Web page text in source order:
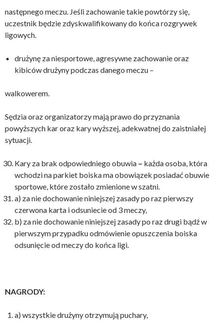
następnego meczu. Jeśli zachowanie takie powtórzy się,
uczestnik będzie zdyskwalifikowany do końca rozgrywek
ligowych.
drużynę za niesportowe, agresywne zachowanie oraz
kibiców drużyny podczas danego meczu –
walkowerem.
Sędzia oraz organizatorzy mają prawo do przyznania
powyższych kar oraz kary wyższej, adekwatnej do zaistniałej
sytuacji.
Kary za brak odpowiedniego obuwia – każda osoba, która
wchodzi na parkiet boiska ma obowiązek posiadać obuwie
sportowe, które zostało zmienione w szatni.
a) za nie dochowanie niniejszej zasady po raz pierwszy
czerwona karta i odsuniecie od 3 meczy,
b) za nie dochowanie niniejszej zasady po raz drugi bądź w
pierwszym przypadku odmówienie opuszczenia boiska
odsunięcie od meczy do końca ligi.
NAGRODY:
a) wszystkie drużyny otrzymują puchary,